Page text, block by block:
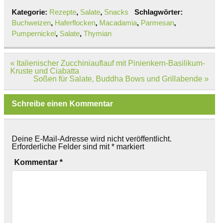
Kategorie: Rezepte, Salate, Snacks
Schlagwörter:
Buchweizen, Haferflocken, Macadamia, Parmesan,
Pumpernickel, Salate, Thymian
Beitragsnavigation
« Italienischer Zucchiniauflauf mit Pinienkern-Basilikum-
Kruste und Ciabatta
Soßen für Salate, Buddha Bows und Grillabende »
Schreibe einen Kommentar
Deine E-Mail-Adresse wird nicht veröffentlicht.
Erforderliche Felder sind mit* markiert
Kommentar *